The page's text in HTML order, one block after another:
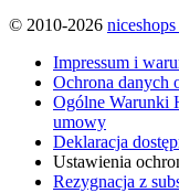
© 2010-2026
Impressum i
Ochrona danych
Ogólne Warunki
umowy
Deklaracja
Ustawienia
Rezygnacja z